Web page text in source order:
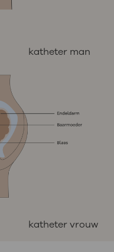
katheter man
katheter vrouw